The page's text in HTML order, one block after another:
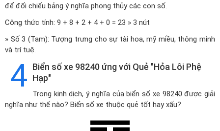
để đối chiếu bảng ý nghĩa phong thủy các con số.
Công thức tính: 9 + 8 + 2 + 4 + 0 = 23 » 3 nút
» Số 3 (Tam): Tượng trưng cho sự tài hoa, mỹ miều, thông minh
và trí tuệ.
4 Biển số xe 98240 ứng với Quẻ "Hỏa Lôi Phệ
Hạp"
Trong kinh dịch, ý nghĩa của biển số xe 98240 được giải
nghĩa như thế nào? Biển số xe thuộc quẻ tốt hay xấu?